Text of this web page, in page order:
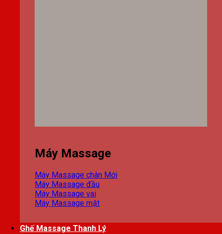
Máy Massage
Máy Massage chân
Máy Massage đầu
Máy Massage vai
Máy Massage mặt
Ghế Massage Thanh Lý